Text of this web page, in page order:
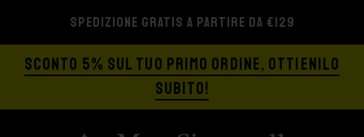
SPEDIZIONE GRATIS A PARTIRE DA €129
SCONTO 5% SUL TUO PRIMO ORDINE, OTTIENILO
SUBITO!